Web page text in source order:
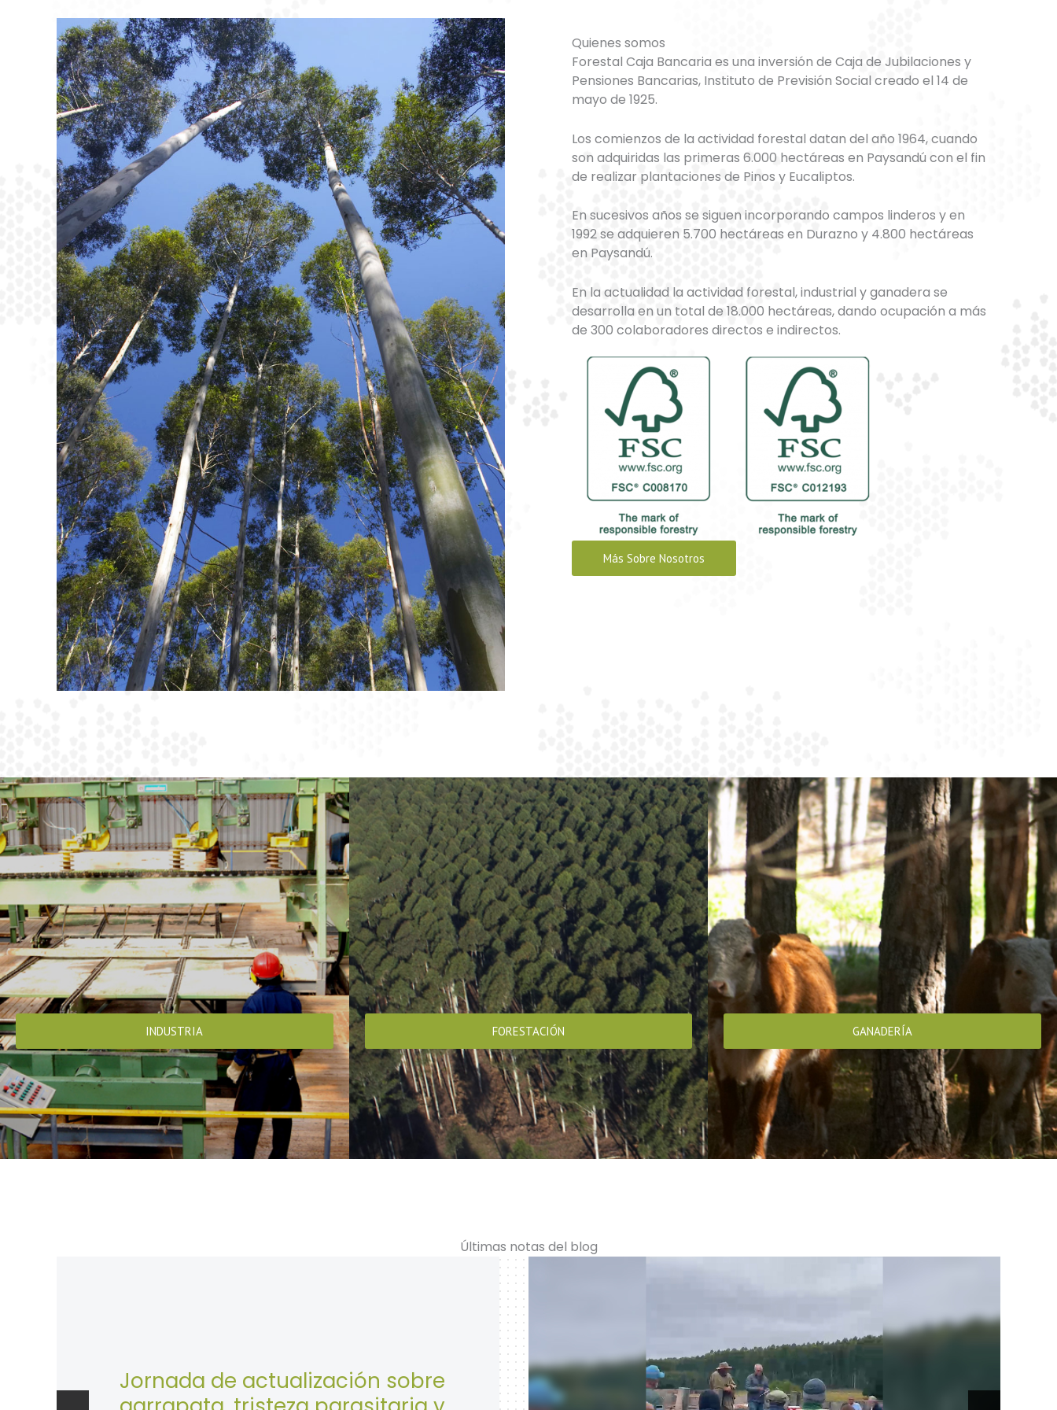
Quienes somos
Forestal Caja Bancaria es una inversión de Caja de Jubilaciones y
Pensiones Bancarias, Instituto de Previsión Social creado el 14 de
mayo de 1925.
Los comienzos de la actividad forestal datan del año 1964, cuando
son adquiridas las primeras 6.000 hectáreas en Paysandú con el fin
de realizar plantaciones de Pinos y Eucaliptos.
En sucesivos años se siguen incorporando campos linderos y en
1992 se adquieren 5.700 hectáreas en Durazno y 4.800 hectáreas
en Paysandú.
En la actualidad la actividad forestal, industrial y ganadera se
desarrolla en un total de 18.000 hectáreas, dando ocupación a más
de 300 colaboradores directos e indirectos.
Más Sobre Nosotros
INDUSTRIA FORESTACIÓN GANADERÍA
Últimas notas del blog
28 de Abril: Día Mundial de la